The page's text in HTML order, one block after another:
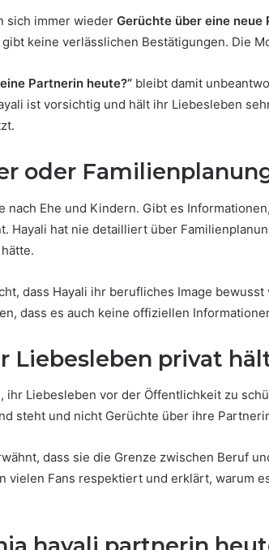
sich immer wieder Gerüchte über eine neue
keine verlässlichen Bestätigungen. Die
Partnerin heute?“ bleibt damit
ist vorsichtig und hält ihr Liebesleben
oder
nach Ehe und Kindern. Gibt es
Hayali hat nie detailliert über
dass Hayali ihr berufliches Image
dass es auch keine offiziellen
Liebesleben privat
Liebesleben vor der Öffentlichkeit zu
steht und nicht Gerüchte über ihre
dass sie die Grenze zwischen Beruf
vielen Fans respektiert und erklärt, warum